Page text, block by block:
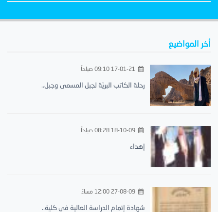
أخر المواضيع
رحلة الكاتب البريّة لجبل المسمى وجبل..
18-10-09 08:28 صباحاً
إهداء
27-08-09 12:00 مساءً
شهادة إتمام الدراسة العالية في كلية..